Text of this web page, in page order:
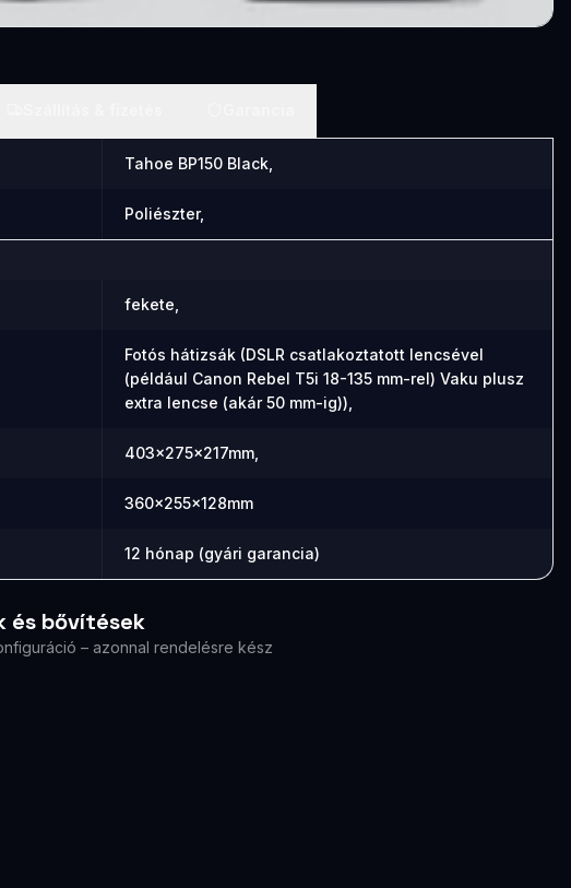
Tahoe BP150 Black,
Poliészter,
fekete,
Fotós hátizsák (DSLR csatlakoztatott lencsével
(például Canon Rebel T5i 18-135 mm-rel) Vaku plusz
extra lencse (akár 50 mm-ig)),
403x275x217mm,
360x255x128mm
12 hónap (gyári garancia)
és bővítések
– azonnal rendelésre kész